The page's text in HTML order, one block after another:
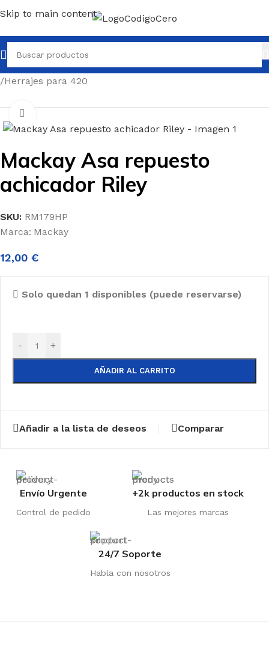
Skip to main content
Inicio/Repuestos para todo tipo de barcos/Repuestos 420
/Herrajes para 420
Mackay Asa repuesto
achicador Riley
SKU: RM179HP
Marca: Mackay
12,00 €
Solo quedan 1 disponibles (puede reservarse)
- +
AÑADIR AL CARRITO
Añadir a la lista de deseos Comparar
Envío Urgente
Control de pedido
+2k productos en stock
Las mejores marcas
24/7 Soporte
Habla con nosotros